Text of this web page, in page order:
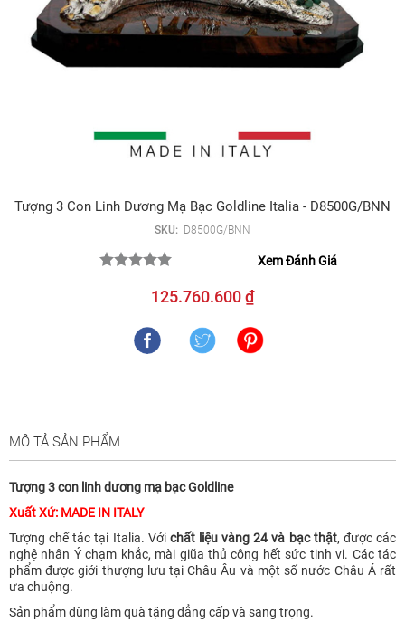
Tượng 3 Con Linh Dương Mạ Bạc Goldline Italia - D8500G/BNN
SKU: D8500G/BNN
Xem Đánh Giá
125.760.600 ₫
MÔ TẢ SẢN PHẨM
Tượng 3 con linh dương mạ bạc Goldline
Xuất Xứ: MADE IN ITALY
Tượng chế tác tại Italia. Với chất liệu vàng 24 và bạc thật, được các
nghệ nhân Ý chạm khắc, mài giũa thủ công hết sức tinh vi. Các tác
phẩm được giới thượng lưu tại Châu Âu và một số nước Châu Á rất
ưa chuộng.
Sản phẩm dùng làm quà tặng đẳng cấp và sang trọng.